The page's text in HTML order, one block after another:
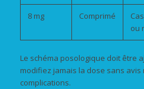
8 mg Comprimé
ou
Le schéma posologique doit être
modifiez jamais la dose sans
complications.